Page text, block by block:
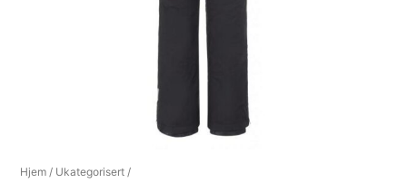
Hjem / Ukategorisert /